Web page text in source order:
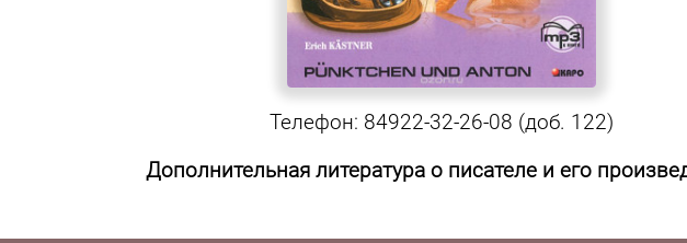
Телефон: 84922-32-26-08 (доб. 122)
Дополнительная литература о писателе и его